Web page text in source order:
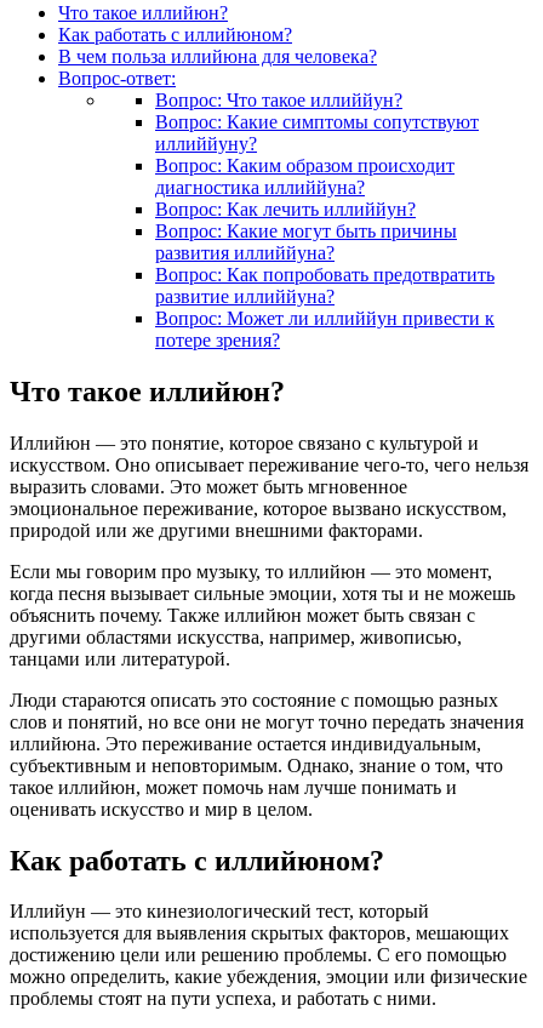
Что такое иллийюн?
Как работать с иллийюном?
В чем польза иллийюна для человека?
Вопрос-ответ:
Вопрос: Что такое иллиййун?
Вопрос: Какие симптомы сопутствуют
иллиййуну?
Вопрос: Каким образом происходит
диагностика иллиййуна?
Вопрос: Как лечить иллиййун?
Вопрос: Какие могут быть причины
развития иллиййуна?
Вопрос: Как попробовать предотвратить
развитие иллиййуна?
Вопрос: Может ли иллиййун привести к
потере зрения?
Что такое иллийюн?
Иллийюн — это понятие, которое связано с культурой и
искусством. Оно описывает переживание чего-то, чего нельзя
выразить словами. Это может быть мгновенное
эмоциональное переживание, которое вызвано искусством,
природой или же другими внешними факторами.
Если мы говорим про музыку, то иллийюн — это момент,
когда песня вызывает сильные эмоции, хотя ты и не можешь
объяснить почему. Также иллийюн может быть связан с
другими областями искусства, например, живописью,
танцами или литературой.
Люди стараются описать это состояние с помощью разных
слов и понятий, но все они не могут точно передать значения
иллийюна. Это переживание остается индивидуальным,
субъективным и неповторимым. Однако, знание о том, что
такое иллийюн, может помочь нам лучше понимать и
оценивать искусство и мир в целом.
Как работать с иллийюном?
Иллийун — это кинезиологический тест, который
используется для выявления скрытых факторов, мешающих
достижению цели или решению проблемы. С его помощью
можно определить, какие убеждения, эмоции или физические
проблемы стоят на пути успеха, и работать с ними.